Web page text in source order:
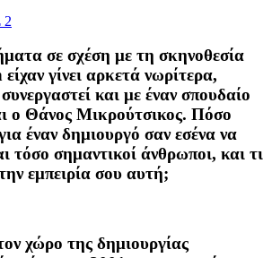
σε σχέση με τη σκηνοθεσία
γίνει αρκετά νωρίτερα,
και με έναν σπουδαίο
ο Θάνος Μικρούτσικος. Πόσο
έναν δημιουργό σαν εσένα να
τόσο σημαντικοί άνθρωποι, και τι
εμπειρία σου αυτή;
χώρο της δημιουργίας